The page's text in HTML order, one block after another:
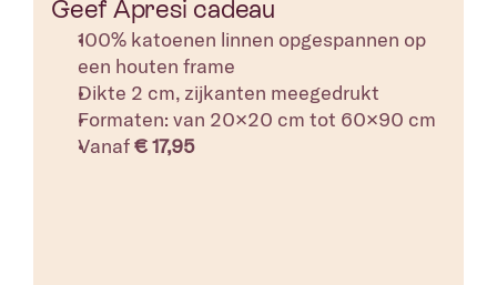
Geef Apresi cadeau
100% katoenen linnen opgespannen op
een houten frame
Dikte 2 cm, zijkanten meegedrukt
Formaten: van 20×20 cm tot 60×90 cm
Vanaf € 17,95